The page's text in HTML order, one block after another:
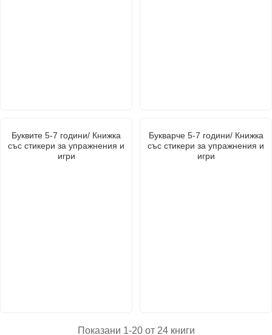
Буквите 5-7 години/ Книжка
със стикери за упражнения и
игри
Букварче 5-7 години/ Книжка
със стикери за упражнения и
игри
Показани 1-20 от 24 книги